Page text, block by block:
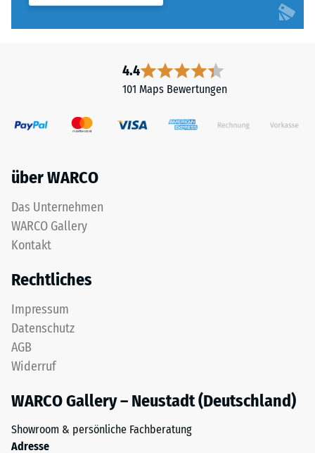
4.4
101 Maps Bewertungen
über WARCO
Das Unternehmen
WARCO Gallery
Kontakt
Rechtliches
Impressum
Datenschutz
AGB
Widerruf
WARCO Gallery – Neustadt (Deutschland)
Showroom & persönliche Fachberatung
Adresse